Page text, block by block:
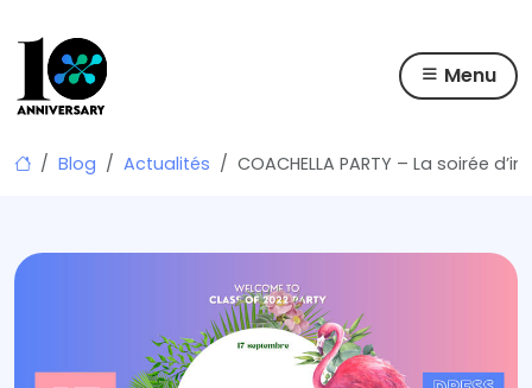
Skip
Menu
Blog Actualités COACHELLA PARTY – La soirée